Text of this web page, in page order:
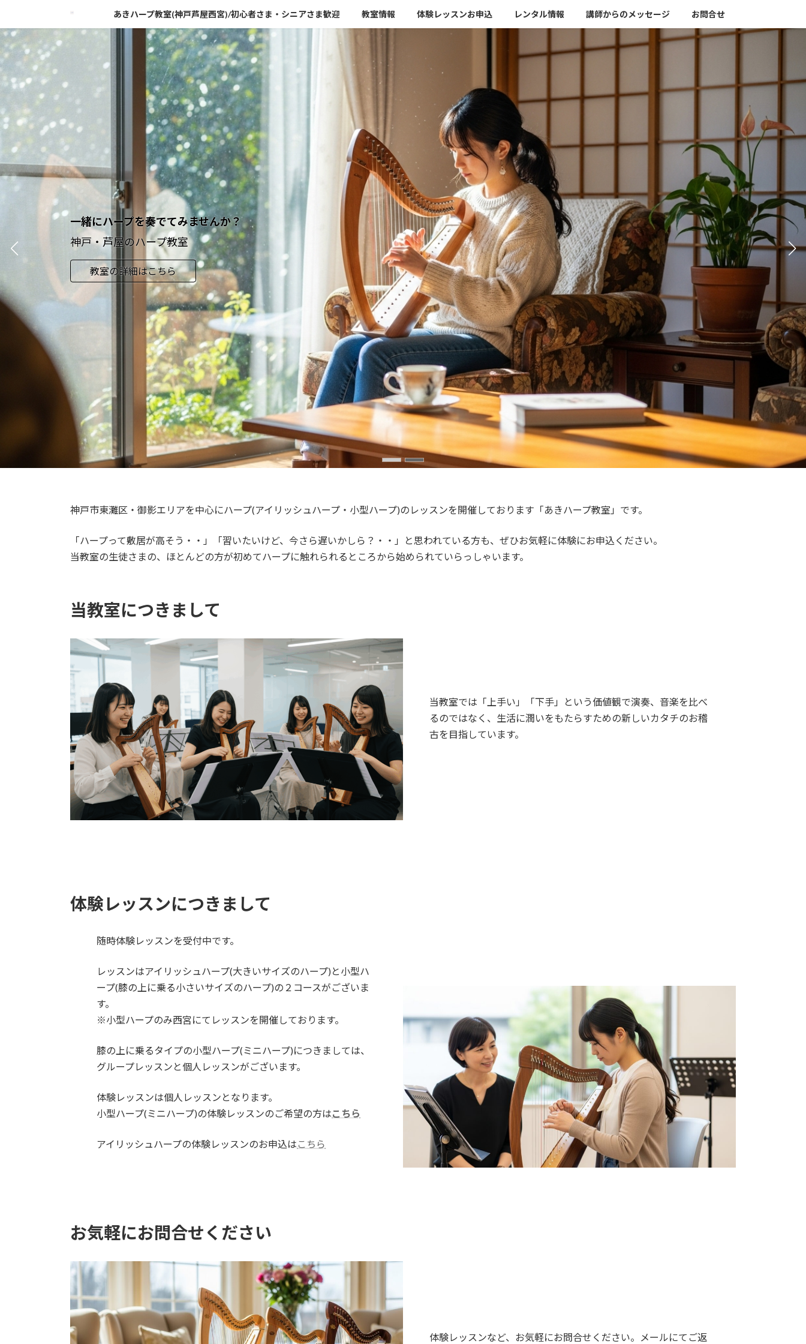
テ
ン
ツ
へ
キ
ッ
ゲ
ー
シ
ョ
に
移
あきハープ教室(神戸芦屋西宮)/初心者さま・シニアさま歓迎 教室情報 体験レッスンお申込 レンタル情報 講師からのメッセージ お問合せ
あきハープ教室
神戸・芦屋のハープ教室
教室の詳細はこちら
一緒にハープを奏でてみませんか？
神戸・芦屋のハープ教室
教室の詳細はこちら
神戸市東灘区・御影エリアを中心にハープ(アイリッシュハープ・小型ハープ)のレッスンを開催しております「あきハープ教室」です。
「ハープって敷居が高そう・・」「習いたいけど、今さら遅いかしら？・・」と思われている方も、ぜひお気軽に体験にお申込ください。
当教室の生徒さまの、ほとんどの方が初めてハープに触れられるところから始められていらっしゃいます。
当教室につきまして
当教室では「上手い」「下手」という価値観で演奏、音楽を比べ
るのではなく、生活に潤いをもたらすための新しいカタチのお稽
古を目指しています。
体験レッスンにつきまして
随時体験レッスンを受付中です。
レッスンはアイリッシュハープ(大きいサイズのハープ)と小型ハ
ープ(膝の上に乗る小さいサイズのハープ)の２コースがございま
す。
※小型ハープのみ西宮にてレッスンを開催しております。
膝の上に乗るタイプの小型ハープ(ミニハープ)につきましては、
グループレッスンと個人レッスンがございます。
体験レッスンは個人レッスンとなります。
小型ハープ(ミニハープ)の体験レッスンのご希望の方はこちら
アイリッシュハープの体験レッスンのお申込は こちら
お気軽にお問合せください
体験レッスンなど、お気軽にお問合せください。メールにてご返